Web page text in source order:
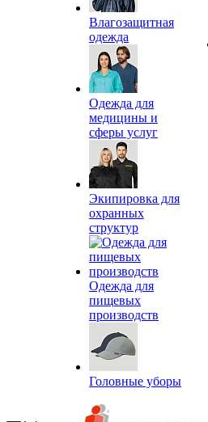
Влагозащитная
одежда
Одежда для
медицины и
сферы услуг
Экипировка для
охранных
структур
Одежда для
пищевых
производств
Головные уборы